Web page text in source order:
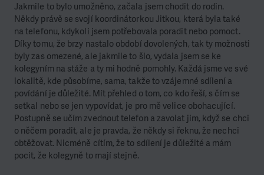
Jakmile to bylo umožněno, začala jsem chodit do rodin.
Někdy právě se svojí koordinátorkou Jitkou, která byla také
na telefonu, kdykoli jsem potřebovala poradit nebo pomoct.
Díky tomu, že brzy nastalo období dovolených, tak ty možnosti
byly zas omezené, ale jakmile to šlo, vydala jsem se ke
kolegyním na stáže a ty mi hodně pomohly. Každá jsme ve své
lokalitě, kde působíme, sama, takže to vzájemné sdílení a
povídání je důležité. Mít přehled o tom, co kdo řeší, s čím se
setkal nebo se jen vypovídat, je pro mě velice obohacující.
Postupně se učím zvednout telefon a zavolat jim, když se chci
o něčem poradit, ale je pravda, že někdy si řeknu, že nechci
obtěžovat. Nicméně cítím, že to sdílení je důležité a mám
pocit, že kolegyně to mají stejně.